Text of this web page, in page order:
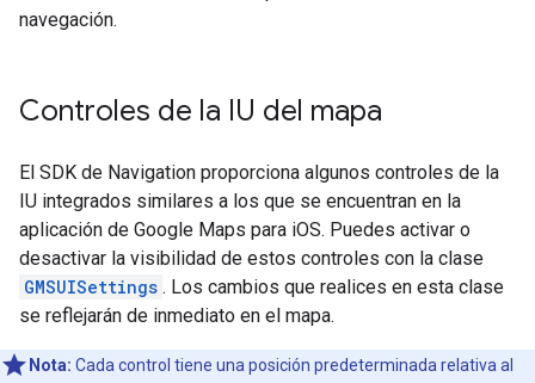
navegación.
Controles de la IU del mapa
El SDK de Navigation proporciona algunos controles de la
IU integrados similares a los que se encuentran en la
aplicación de Google Maps para iOS. Puedes activar o
desactivar la visibilidad de estos controles con la clase
GMSUISettings . Los cambios que realices en esta clase
se reflejarán de inmediato en el mapa.
Nota: Cada control tiene una posición predeterminada relativa al